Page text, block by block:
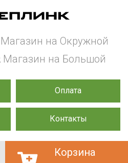
Оплата
Контакты
Магазин на Окружной
Магазин на Большой
Корзина